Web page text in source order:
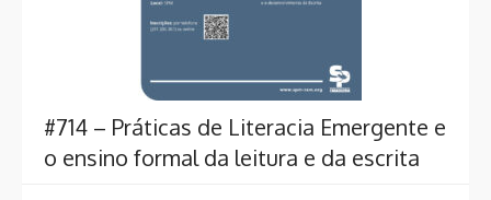
#714 – Práticas de Literacia Emergente e
o ensino formal da leitura e da escrita